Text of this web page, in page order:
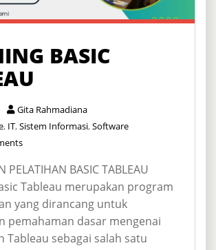
BASIC
Gita Rahmadiana
, IT,Sistem Informasi,Software
PELATIHAN BASIC TABLEAU
Tableau merupakan program
yang dirancang untuk
pemahaman dasar mengenai
Tableau sebagai salah satu